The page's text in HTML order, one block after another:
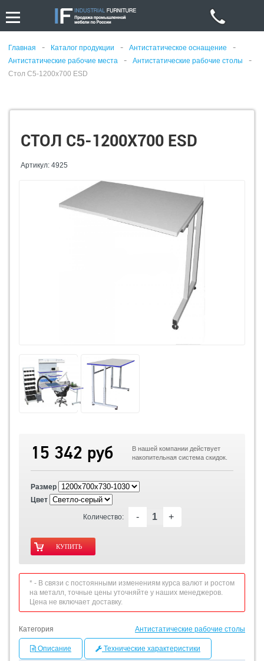
Главная - Каталог продукции - Антистатическое оснащение -
Антистатические рабочие места - Антистатические рабочие столы -
Стол С5-1200х700 ESD
СТОЛ С5-1200Х700 ESD
Артикул: 4925
15 342 руб
В нашей компании действует
накопительная система скидок.
Размер
Цвет
Количество: - +
* - В связи с постоянными изменениям курса валют и ростом
на металл, точные цены уточняйте у наших менеджеров.
Цена не включает доставку.
Категория Антистатические рабочие столы
Описание Технические характеристики